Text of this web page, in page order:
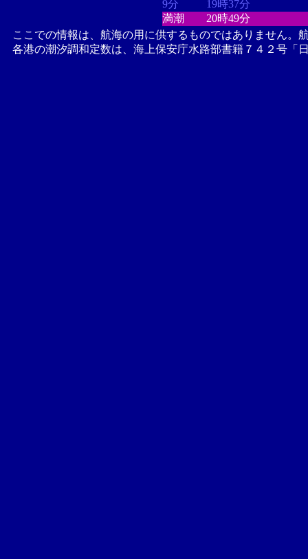
9分
19時37分
満潮
20時49分
ここでの情報は、航海の用に供するものではありません。
各港の潮汐調和定数は、海上保安庁水路部書籍７４２号「